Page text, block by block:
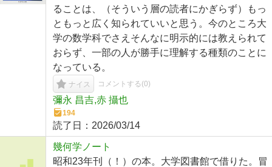
ることは、（そういう層の読者にかぎらず）もっ
ともっと広く知られていいと思う。今のところ大
学の数学科でさえそんなに明示的には教えられて
おらず、一部の人が勝手に理解する種類のことに
なっている。
ナイス コメントする(0)
彌永 昌吉,赤 攝也
194
読了日： 2026/03/14
幾何学ノート
昭和23年刊（！）の本。大学図書館で借りた。冒